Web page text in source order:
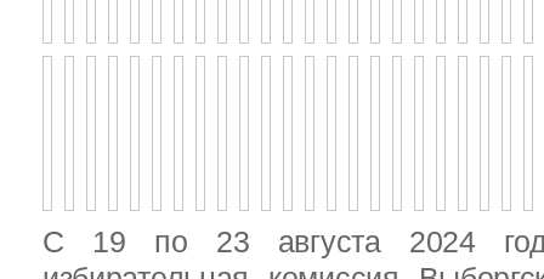
С 19 по 23 августа 2024